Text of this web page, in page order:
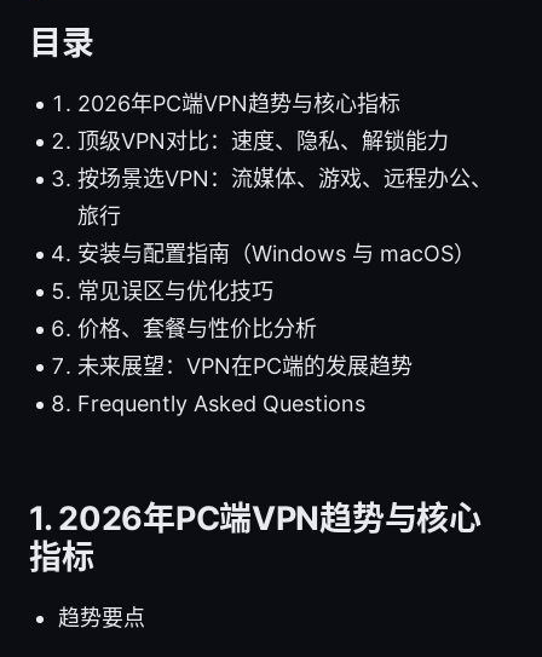
目录
2026年PC端VPN趋势与核心指标
顶级VPN对比：速度、隐私、解锁能力
按场景选VPN：流媒体、游戏、远程办公、
旅行
安装与配置指南（Windows 与 macOS）
常见误区与优化技巧
价格、套餐与性价比分析
未来展望：VPN在PC端的发展趋势
Frequently Asked Questions
1. 2026年PC端VPN趋势与核心
指标
趋势要点